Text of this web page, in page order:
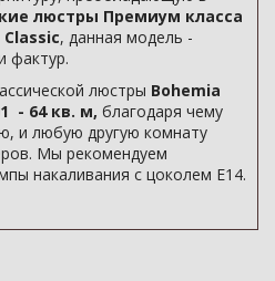
люстры Премиум класса
, данная модель -
фактур.
люстры Bohemia
- 64 кв. м, благодаря чему
и любую другую комнату
Мы рекомендуем
накаливания с цоколем E14.